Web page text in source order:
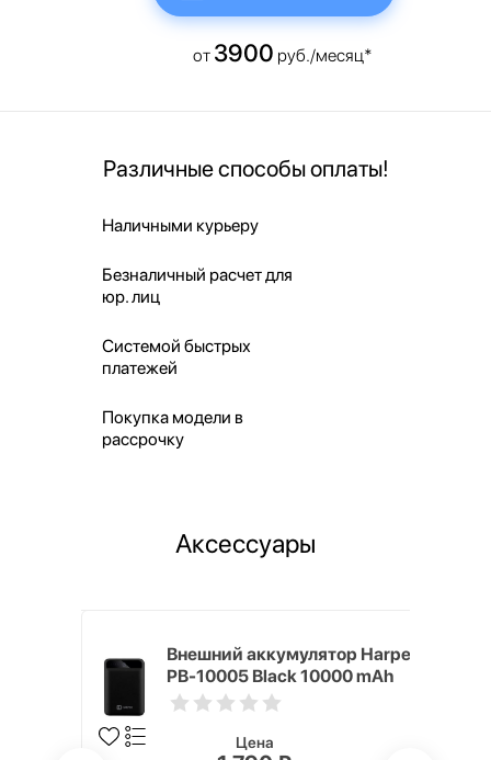
от 3900 руб./месяц*
Различные способы оплаты!
Наличными курьеру
Безналичный расчет для
юр. лиц
Системой быстрых
платежей
Покупка модели в
рассрочку
Аксессуары
Внешний аккумулятор Harper
PB-10005 Black 10000 mAh
Цена